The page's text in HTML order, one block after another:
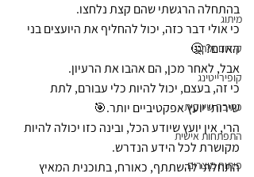
מיתוג
קידום אורגני
קופירייטינג
כתיבה שיווקית
התפתחות אישית
פיתוח מוצרים
בהתחלה הרגשתי שהם קצת נלחצו.
כי אולי דבר כזה, יכול להחליף את היועצים בני
האדם? 🤔
אבל, לאחר מכן, הם אהבו את הרעיון.
כי זה, בעצם, יכול להיות כלי עבורם, לתת
שירותי יועץ אפקטיביים יותר.🎯
הרי, אין יועץ שיודע הכל, ובינה כזו יכולה להיות
מקושרת לכל הידע הנדרש.
התחלתי להשתתף, כאורח, בתוכנית המאיץ